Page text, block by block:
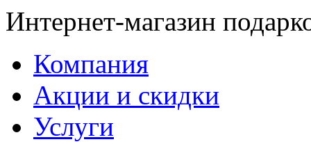
Интернет-магазин
Компания
Акции и скидки
Услуги